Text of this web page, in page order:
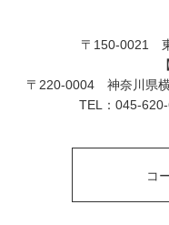
〒150-0021
〒220-0004 神奈川県
TEL：045-
コ